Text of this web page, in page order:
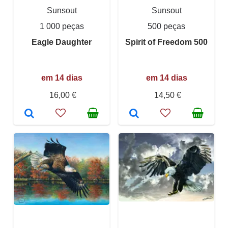
Sunsout
1 000 peças
Eagle Daughter
em 14 dias
16,00 €
Sunsout
500 peças
Spirit of Freedom 500
em 14 dias
14,50 €